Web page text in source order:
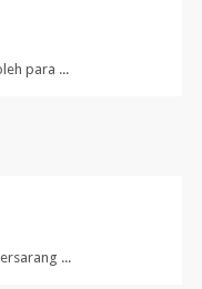
para ...
...